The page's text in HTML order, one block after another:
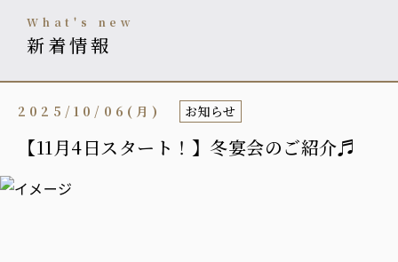
what's new
新着情報
【11月4日スタート！】冬宴会のご紹介♬
2025/10/06(月) お知らせ